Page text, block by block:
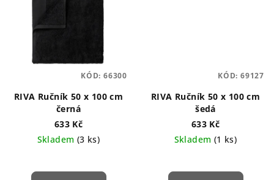
RIVA Ručník 50 x 100 cm
černá
633 Kč
Skladem (3 ks)
KÓD: 66300
RIVA Ručník 50 x 100 cm
šedá
633 Kč
Skladem (1 ks)
KÓD: 69127